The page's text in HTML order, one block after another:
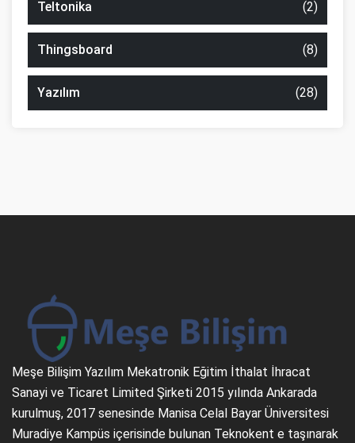
Teltonika (2)
Thingsboard (8)
Yazılım (28)
Meşe Bilişim Yazılım Mekatronik Eğitim İthalat İhracat
Sanayi ve Ticaret Limited Şirketi 2015 yılında Ankarada
kurulmuş, 2017 senesinde Manisa Celal Bayar Üniversitesi
Muradiye Kampüs içerisinde bulunan Teknokent e taşınarak